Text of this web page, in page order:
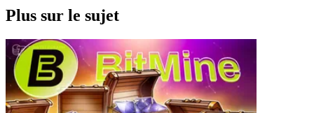
Plus sur le sujet